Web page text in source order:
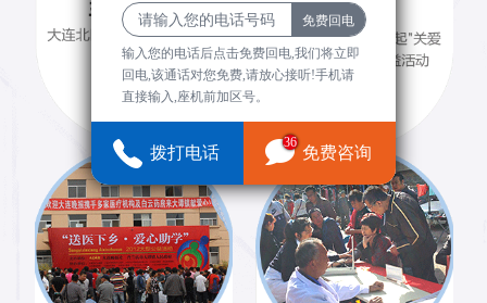
输入您的电话后点击免费回电,我们将立即
回电,该通话对您免费,请放心接听!手机请
直接输入,座机前加区号。
拨打电话
36
免费咨询